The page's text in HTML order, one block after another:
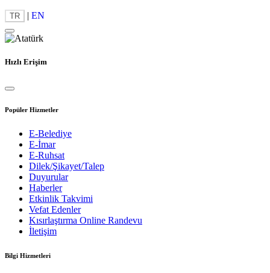
TR | EN
Hızlı Erişim
Popüler Hizmetler
E-Belediye
E-İmar
E-Ruhsat
Dilek/Şikayet/Talep
Duyurular
Haberler
Etkinlik Takvimi
Vefat Edenler
Kısırlaştırma Online Randevu
İletişim
Bilgi Hizmetleri